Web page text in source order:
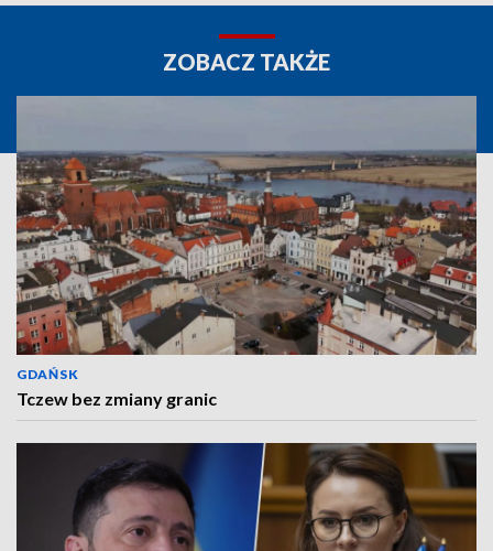
ZOBACZ TAKŻE
GDAŃSK
Tczew bez zmiany granic